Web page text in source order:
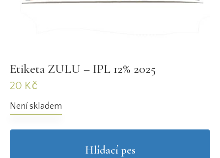
Etiketa ZULU – IPL 12% 2025
20 Kč
Není skladem
Hlídací pes